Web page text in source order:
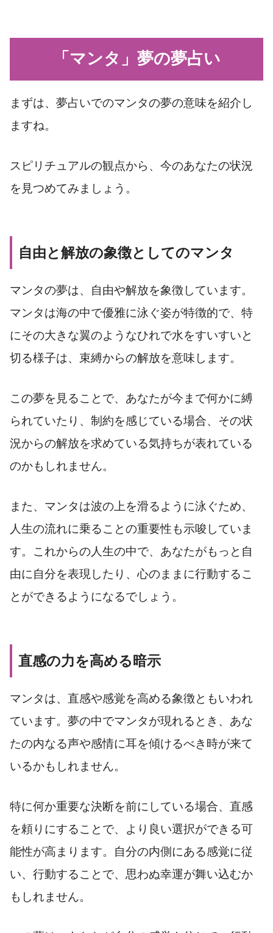
「マンタ」夢の夢占い
まずは、夢占いでのマンタの夢の意味を紹介し
ますね。
スピリチュアルの観点から、今のあなたの状況
を見つめてみましょう。
自由と解放の象徴としてのマンタ
マンタの夢は、自由や解放を象徴しています。
マンタは海の中で優雅に泳ぐ姿が特徴的で、特
にその大きな翼のようなひれで水をすいすいと
切る様子は、束縛からの解放を意味します。
この夢を見ることで、あなたが今まで何かに縛
られていたり、制約を感じている場合、その状
況からの解放を求めている気持ちが表れている
のかもしれません。
また、マンタは波の上を滑るように泳ぐため、
人生の流れに乗ることの重要性も示唆していま
す。これからの人生の中で、あなたがもっと自
由に自分を表現したり、心のままに行動するこ
とができるようになるでしょう。
直感の力を高める暗示
マンタは、直感や感覚を高める象徴ともいわれ
ています。夢の中でマンタが現れるとき、あな
たの内なる声や感情に耳を傾けるべき時が来て
いるかもしれません。
特に何か重要な決断を前にしている場合、直感
を頼りにすることで、より良い選択ができる可
能性が高まります。自分の内側にある感覚に従
い、行動することで、思わぬ幸運が舞い込むか
もしれません。